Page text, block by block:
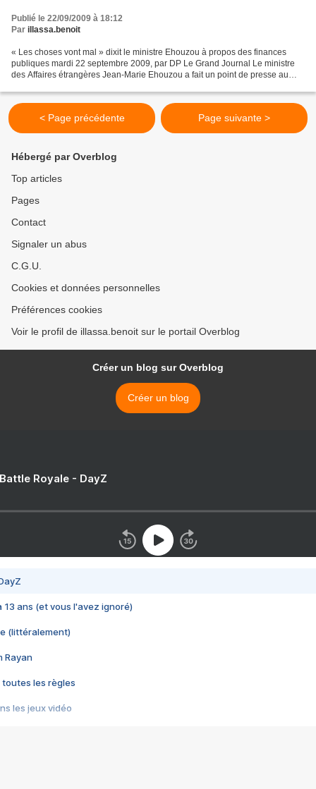
Publié le 22/09/2009 à 18:12
Par illassa.benoit
« Les choses vont mal » dixit le ministre Ehouzou à propos des finances
publiques mardi 22 septembre 2009, par DP Le Grand Journal Le ministre
des Affaires étrangères Jean-Marie Ehouzou a fait un point de presse au
< Page précédente Page suivante >
Hébergé par Overblog
Top articles
Pages
Contact
Signaler un abus
C.G.U.
Cookies et données personnelles
Préférences cookies
Voir le profil de illassa.benoit sur le portail Overblog
Créer un blog sur Overblog
Créer un blog
Royale - DayZ
13 ans (et vous l'avez ignoré)
(littéralement)
Rayan
toutes les règles
les jeux vidéo